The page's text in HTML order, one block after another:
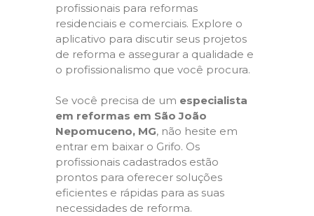
profissionais para reformas
residenciais e comerciais. Explore o
aplicativo para discutir seus projetos
de reforma e assegurar a qualidade e
o profissionalismo que você procura.
Se você precisa de um especialista
em reformas em São João
Nepomuceno, MG, não hesite em
entrar em baixar o Grifo. Os
profissionais cadastrados estão
prontos para oferecer soluções
eficientes e rápidas para as suas
necessidades de reforma.